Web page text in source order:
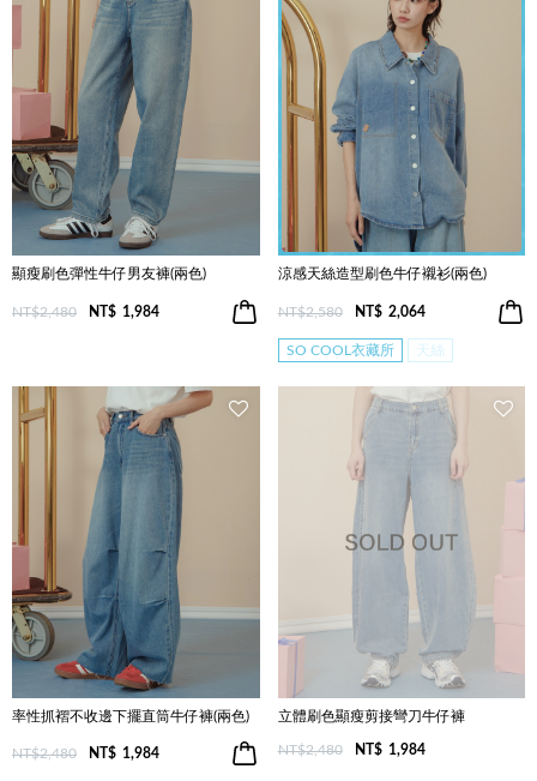
顯瘦刷色彈性牛仔男友褲(兩色)
NT$2,480 NT$ 1,984
涼感天絲造型刷色牛仔襯衫(兩色)
NT$2,580 NT$ 2,064
SO COOL衣藏所 天絲
率性抓褶不收邊下擺直筒牛仔褲(兩色)
NT$2,480 NT$ 1,984
立體刷色顯瘦剪接彎刀牛仔褲
NT$2,480 NT$ 1,984